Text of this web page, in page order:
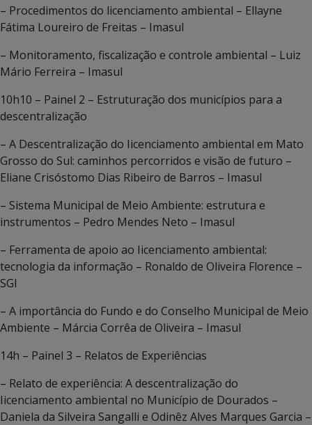
– Procedimentos do licenciamento ambiental – Ellayne
Fátima Loureiro de Freitas – Imasul
– Monitoramento, fiscalização e controle ambiental – Luiz
Mário Ferreira – Imasul
10h10 – Painel 2 – Estruturação dos municípios para a
descentralização
– A Descentralização do Iicenciamento ambiental em Mato
Grosso do Sul: caminhos percorridos e visão de futuro –
Eliane Crisóstomo Dias Ribeiro de Barros – Imasul
– Sistema Municipal de Meio Ambiente: estrutura e
instrumentos – Pedro Mendes Neto – Imasul
– Ferramenta de apoio ao Iicenciamento ambiental:
tecnologia da informação – Ronaldo de Oliveira Florence –
SGI
– A importância do Fundo e do Conselho Municipal de Meio
Ambiente – Márcia Corrêa de Oliveira – Imasul
14h – Painel 3 – Relatos de Experiências
– Relato de experiência: A descentralização do
Iicenciamento ambiental no Município de Dourados –
Daniela da Silveira Sangalli e Odinêz Alves Marques Garcia –